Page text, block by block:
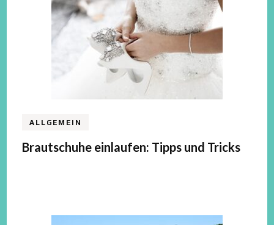
ALLGEMEIN
Brautschuhe einlaufen: Tipps und Tricks